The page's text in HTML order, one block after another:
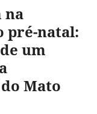
na
pré-natal:
um
Mato